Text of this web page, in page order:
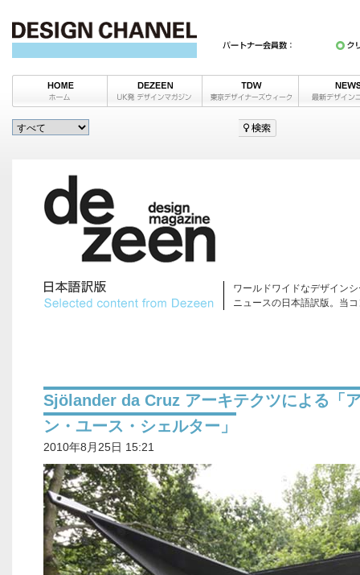
ワールドワイドなデザイン
ニュースの日本語訳版。当
Sjölander da Cruz アーキテクツによる「
ン・ユース・シェルター」
2010年8月25日 15:21